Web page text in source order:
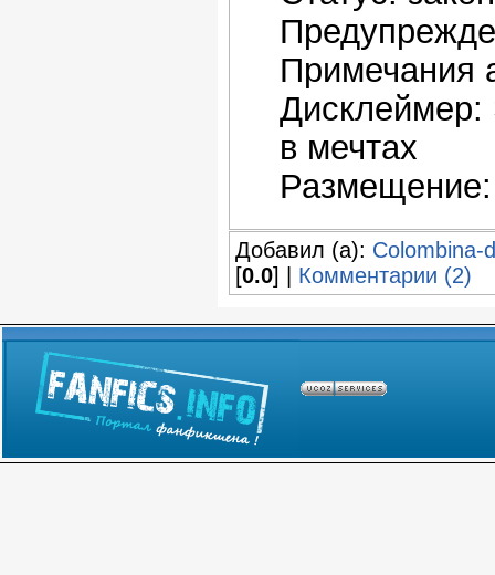
Примечания
в мечтах
Добавил (а): Colombina-d
[0.0] | Комментарии (2)